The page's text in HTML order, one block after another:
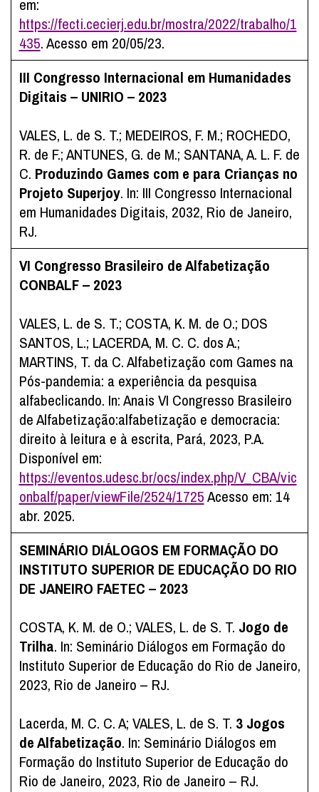
em:
https://fecti.cecierj.edu.br/mostra/2022/trabalho/1
435. Acesso em 20/05/23.
III Congresso Internacional em Humanidades
Digitais – UNIRIO – 2023
VALES, L. de S. T.; MEDEIROS, F. M.; ROCHEDO,
R. de F.; ANTUNES, G. de M.; SANTANA, A. L. F. de
C. Produzindo Games com e para Crianças no
Projeto Superjoy. In: III Congresso Internacional
em Humanidades Digitais, 2032, Rio de Janeiro,
RJ.
VI Congresso Brasileiro de Alfabetização
CONBALF – 2023
VALES, L. de S. T.; COSTA, K. M. de O.; DOS
SANTOS, L.; LACERDA, M. C. C. dos A.;
MARTINS, T. da C. Alfabetização com Games na
Pós-pandemia: a experiência da pesquisa
alfabeclicando. In: Anais VI Congresso Brasileiro
de Alfabetização:alfabetização e democracia:
direito à leitura e à escrita, Pará, 2023, P.A.
Disponível em:
https://eventos.udesc.br/ocs/index.php/V_CBA/vic
onbalf/paper/viewFile/2524/1725Acesso em: 14
abr. 2025.
SEMINÁRIO DIÁLOGOS EM FORMAÇÃO DO
INSTITUTO SUPERIOR DE EDUCAÇÃO DO RIO
DE JANEIRO FAETEC – 2023
COSTA, K. M. de O.; VALES, L. de S. T. Jogo de
Trilha. In: Seminário Diálogos em Formação do
Instituto Superior de Educação do Rio de Janeiro,
2023, Rio de Janeiro – RJ.
Lacerda, M. C. C. A; VALES, L. de S. T. 3 Jogos
de Alfabetização. In: Seminário Diálogos em
Formação do Instituto Superior de Educação do
Rio de Janeiro, 2023, Rio de Janeiro – RJ.